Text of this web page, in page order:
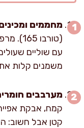
מחממים
עם שוליים
משמנים קלות את
מערבבים
קמח, אבקת
קטן אבל חשוב: